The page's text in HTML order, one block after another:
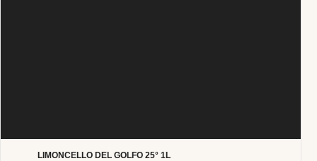
LIMONCELLO DEL GOLFO 25° 1L